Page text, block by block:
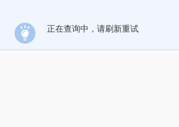
正在查询中，请刷新重试